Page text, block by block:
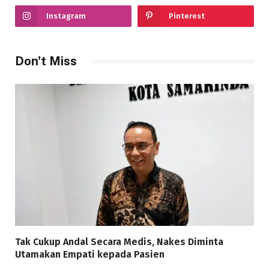
Instagram Pinterest
Don't Miss
Tak Cukup Andal Secara Medis, Nakes Diminta
Utamakan Empati kepada Pasien